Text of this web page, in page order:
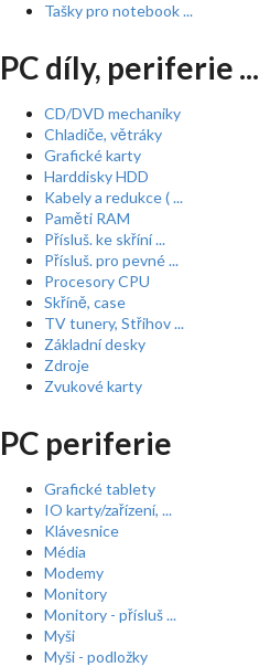
Tašky pro notebook ...
PC díly, periferie ...
CD/DVD mechaniky
Chladiče, větráky
Grafické karty
Harddisky HDD
Kabely a redukce ( ...
Paměti RAM
Přísluš. ke skříní ...
Přísluš. pro pevné ...
Procesory CPU
Skříně, case
TV tunery, Střihov ...
Základní desky
Zdroje
Zvukové karty
PC periferie
Grafické tablety
IO karty/zařízení, ...
Klávesnice
Média
Modemy
Monitory
Monitory - přísluš ...
Myši
Myši - podložky